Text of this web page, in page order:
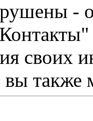
-
своих
также